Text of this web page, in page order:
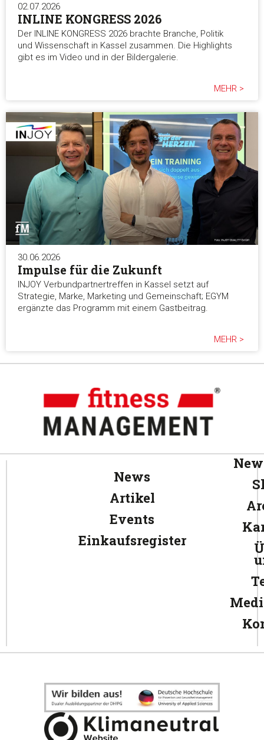
02.07.2026
INLINE KONGRESS 2026
Der INLINE KONGRESS 2026 brachte Branche, Politik
und Wissenschaft in Kassel zusammen. Die Highlights
gibt es im Video und in der Bildergalerie.
MEHR >
30.06.2026
Impulse für die Zukunft
INJOY Verbundpartnertreffen in Kassel setzt auf
Strategie, Marke, Marketing und Gemeinschaft; EGYM
ergänzte das Programm mit einem Gastbeitrag.
MEHR >
News
Artikel
Events
Einkaufsregister